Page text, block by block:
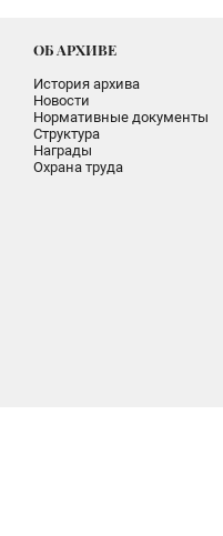
ОБ АРХИВЕ
История архива
Новости
Нормативные документы
Структура
Награды
Охрана труда